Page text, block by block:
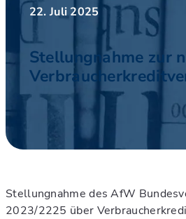
22. Juli 2025
Stellungnahme zur
Stellungnahme des AfW
2023/2225 über